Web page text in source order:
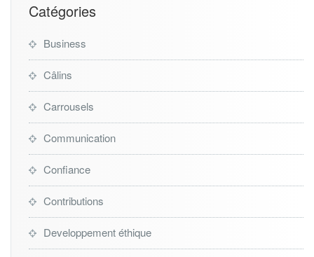
Catégories
Business
Câlins
Carrousels
Communication
Confiance
Contributions
Developpement éthique